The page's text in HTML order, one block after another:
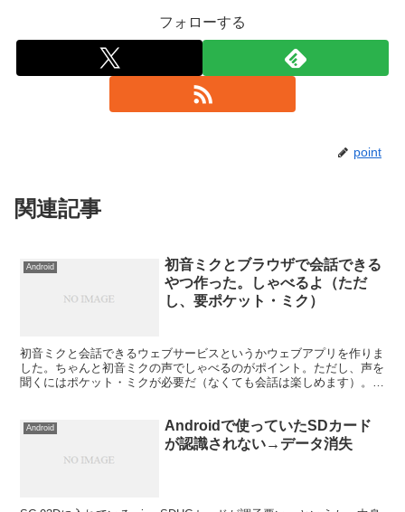
フォローする
point
関連記事
Android
初音ミクとブラウザで会話できる
やつ作った。しゃべるよ（ただ
し、要ポケット・ミク）
初音ミクと会話できるウェブサービスというかウェブアプリを作りま
した。ちゃんと初音ミクの声でしゃべるのがポイント。ただし、声を
聞くにはポケット・ミクが必要だ（なくても会話は楽しめます）。こ
Android
Androidで使っていたSDカード
が認識されない→データ消失